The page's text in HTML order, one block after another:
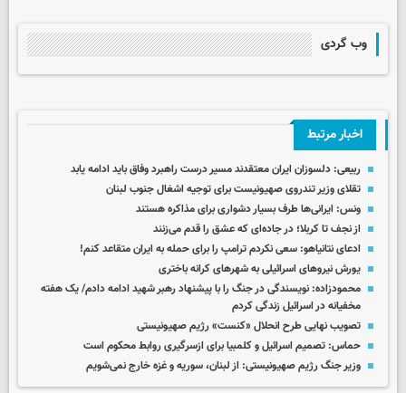
وب گردی
اخبار مرتبط
ربیعی: دلسوزان ایران معتقدند مسیر درست راهبرد وفاق باید ادامه یابد
تقلای وزیر تندروی صهیونیست برای توجیه اشغال جنوب لبنان
ونس: ایرانی‌ها طرف بسیار دشواری برای مذاکره هستند
از نجف تا کربلا؛ در جاده‌ای که عشق را قدم می‌زنند
ادعای نتانیاهو: سعی نکردم ترامپ را برای حمله به ایران متقاعد کنم!
یورش نیروهای اسرائیلی به شهرهای کرانه باختری
محمودزاده: نویسندگی در جنگ را با پیشنهاد رهبر شهید ادامه دادم/ یک هفته
مخفیانه در اسرائیل زندگی کردم
تصویب نهایی طرح انحلال «کنست» رژیم صهیونیستی
حماس: تصمیم اسرائیل و کلمبیا برای ازسرگیری روابط محکوم است
وزیر جنگ رژیم صهیونیستی: از لبنان، سوریه و غزه خارج نمی‌شویم